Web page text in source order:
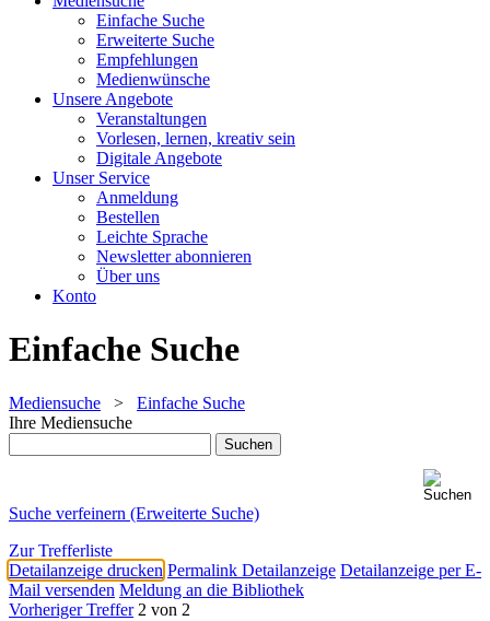
Einfache Suche
Erweiterte Suche
Empfehlungen
Medienwünsche
Unsere Angebote
Veranstaltungen
Vorlesen, lernen, kreativ sein
Digitale Angebote
Unser Service
Anmeldung
Bestellen
Leichte Sprache
Newsletter abonnieren
Über uns
Konto
Einfache Suche
Mediensuche > Einfache Suche
Ihre Mediensuche
Suche verfeinern (Erweiterte Suche)
Zur Trefferliste
Detailanzeige drucken Permalink Detailanzeige Detailanzeige per E-
Mail versenden Meldung an die Bibliothek
Vorheriger Treffer 2 von 2